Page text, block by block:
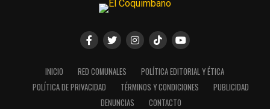
INICIO RED COMUNALES
POLÍTICA EDITORIAL Y ÉTICA
POLÍTICA DE PRIVACIDAD
TÉRMINOS Y CONDICIONES
PUBLICIDAD
DENUNCIAS
CONTACTO